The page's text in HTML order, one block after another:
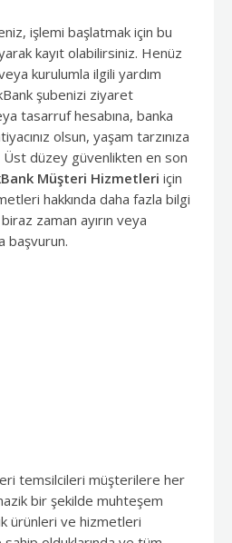
işlemi başlatmak için bu
kayıt olabilirsiniz. Henüz
kurulumla ilgili yardım
şubenizi ziyaret
tasarruf hesabına, banka
olsun, yaşam tarzınıza
Üst düzey güvenlikten en son
Müşteri Hizmetleri için
hakkında daha fazla bilgi
zaman ayırın veya
başvurun.
temsilcileri müşterilere her
bir şekilde muhteşem
ürünleri ve hizmetleri